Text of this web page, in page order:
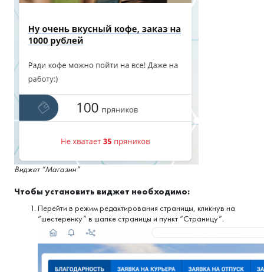
Виджет “Магазин”
Чтобы установить виджет необходимо:
Перейти в режим редактирования страницы, кликнув на
“шестеренку” в шапке страницы и пункт “Страницу”.